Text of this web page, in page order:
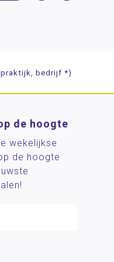
praktijk, bedrijf *)
de hoogte
wekelijkse
de hoogte